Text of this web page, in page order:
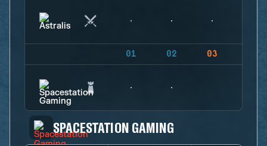
01 02 03
SPACESTATION GAMING